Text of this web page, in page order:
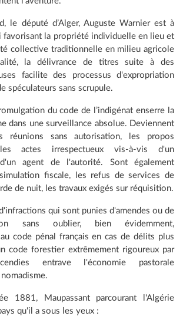
le député d’Alger, Auguste Warnier est à
favorisant la propriété individuelle en lieu et
collective traditionnelle en milieu agricole
la délivrance de titres suite à des
facilite des processus d'expropriation
spéculateurs sans scrupule.
du code de l’indigénat enserre la
dans une surveillance absolue. Deviennent
réunions sans autorisation, les propos
actes irrespectueux vis-à-vis d'un
agent de l'autorité. Sont également
fiscale, les refus de services de
de nuit, les travaux exigés sur réquisition.
qui sont punies d'amendes ou de
sans oublier, bien évidemment,
code pénal français en cas de délits plus
code forestier extrêmement rigoureux par
entrave l'économie pastorale
1881, Maupassant parcourant l'Algérie
qu'il a sous les yeux :